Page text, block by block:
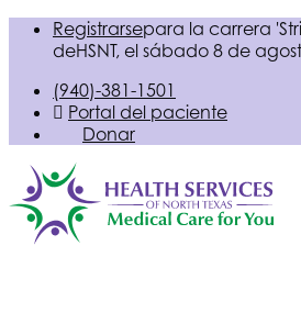
Registrarsepara la carrera
deHSNT, el sábado 8 de
(940)-381-1501
Portal del paciente
Donar